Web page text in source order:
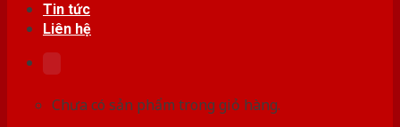
Tin tức
Liên hệ
Chưa có sản phẩm trong giỏ hàng.